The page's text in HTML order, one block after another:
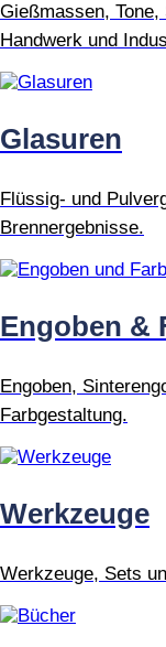
Gießmassen,
Handwerk und
Glasuren
Flüssig- und
Brennergebnisse.
Engoben &
Engoben,
Farbgestaltung.
Werkzeuge
Werkzeuge, Sets